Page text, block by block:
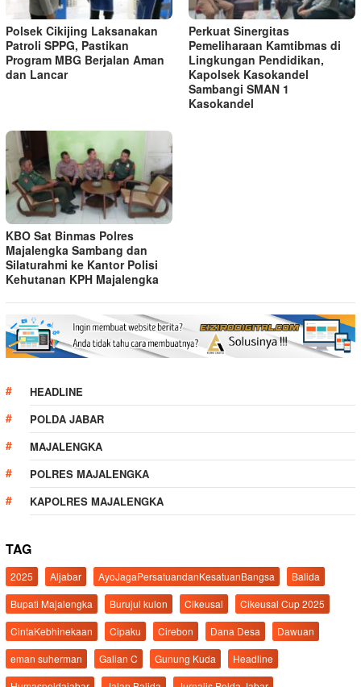
Polsek Cikijing Laksanakan
Patroli SPPG, Pastikan
Program MBG Berjalan Aman
dan Lancar
Perkuat Sinergitas
Pemeliharaan Kamtibmas di
Lingkungan Pendidikan,
Kapolsek Kasokandel
Sambangi SMAN 1
Kasokandel
KBO Sat Binmas Polres
Majalengka Sambang dan
Silaturahmi ke Kantor Polisi
Kehutanan KPH Majalengka
HEADLINE
POLDA JABAR
MAJALENGKA
POLRES MAJALENGKA
KAPOLRES MAJALENGKA
TAG
2025 Aljabar AyoJagaPersatuandanKesatuanBangsa
Balida
Bupati Majalengka
Burujul kulon Cikeusal
Cikeusal Cup 2025
CintaKebhinekaan
Cipaku Cirebon Dana Desa
Dawuan
eman suherman
Galian C Gunung Kuda
Headline